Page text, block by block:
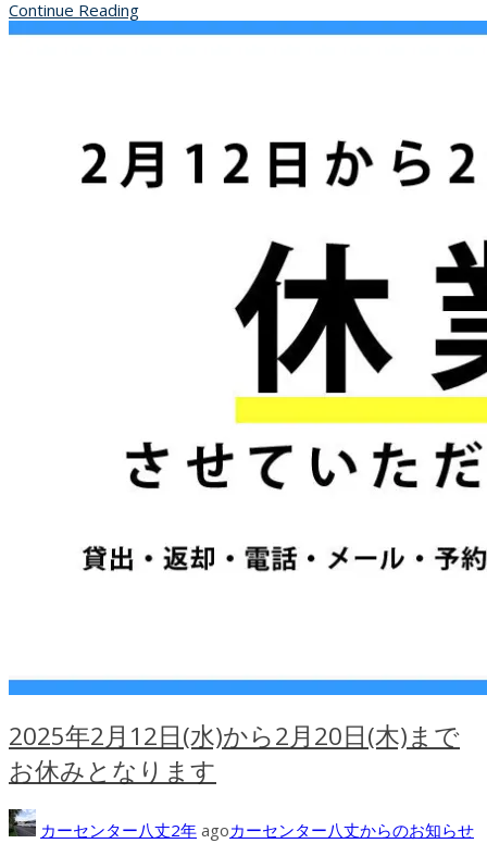
Continue Reading
2025年2月12日(水)から2月20日(木)まで
お休みとなります
カーセンター八丈2年 agoカーセンター八丈からのお知らせ